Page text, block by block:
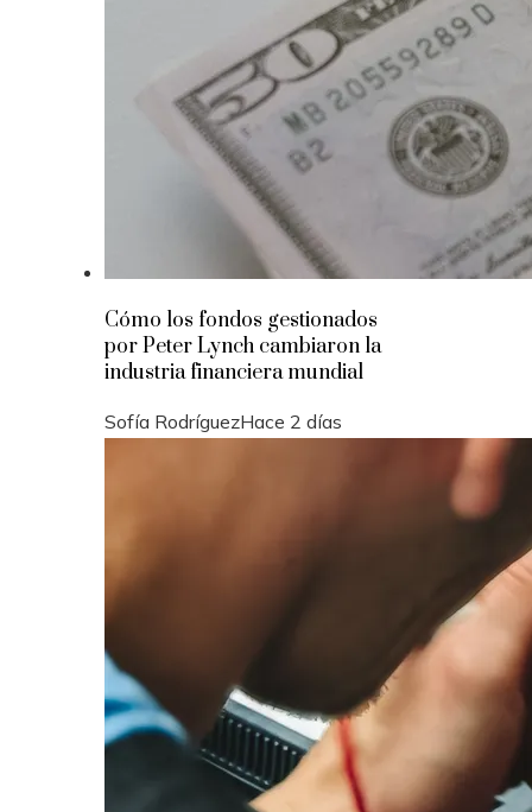
Cómo los fondos gestionados
por Peter Lynch cambiaron la
industria financiera mundial
Sofía RodríguezHace 2 días